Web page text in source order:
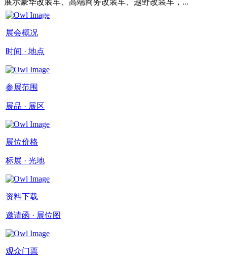
展示豪华改装车、高端商务改装车、越野改装车，...
展会概况
时间 · 地点
参展范围
展品 · 展区
展位价格
标展 · 光地
资料下载
邀请函 · 展位图
观众门票